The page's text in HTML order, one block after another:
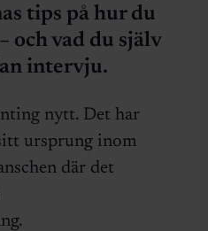
tips på hur du
och vad du själv
intervju.
nytt. Det har
ursprung inom
där det